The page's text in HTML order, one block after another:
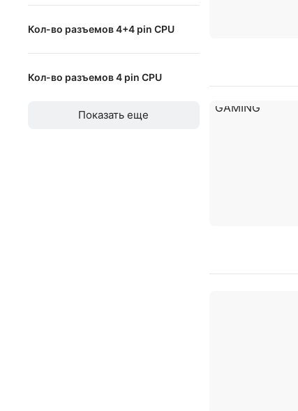
Кол-во разъемов 4+4 pin CPU
Кол-во разъемов 4 pin CPU
до
Показать еще